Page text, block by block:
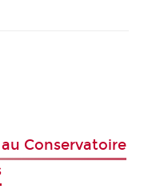
Conservatoire